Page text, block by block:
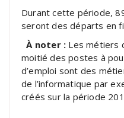
Durant cette période,
seront des départs en
À noter : Les métiers
moitié des postes à
d’emploi sont des
de l’informatique par
créés sur la période